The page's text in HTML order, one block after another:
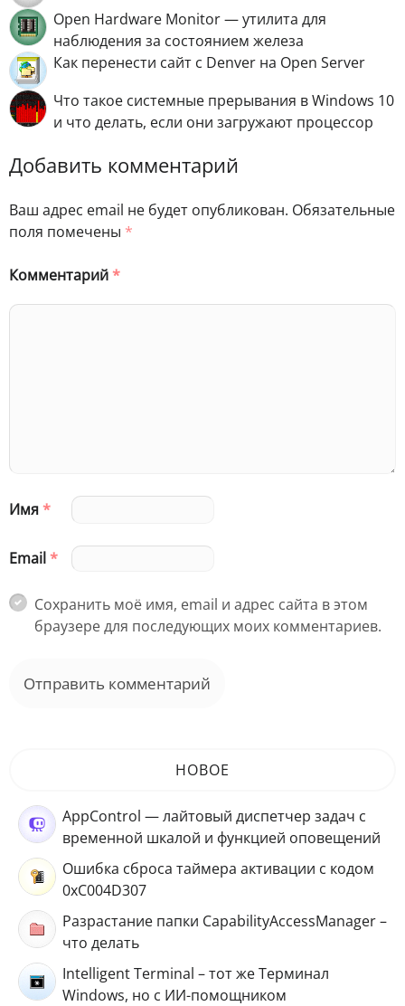
Open Hardware Monitor — утилита для
наблюдения за состоянием железа
Как перенести сайт с Denver на Open Server
Что такое системные прерывания в Windows 10
и что делать, если они загружают процессор
Добавить комментарий
Ваш адрес email не будет опубликован. Обязательные
поля помечены *
Комментарий*
Имя*
Email*
Сохранить моё имя, email и адрес сайта в этом
браузере для последующих моих комментариев.
НОВОЕ
AppControl — лайтовый диспетчер задач с
временной шкалой и функцией оповещений
Ошибка сброса таймера активации с кодом
0xC004D307
Разрастание папки CapabilityAccessManager –
что делать
Intelligent Terminal – тот же Терминал
Windows, но с ИИ-помощником